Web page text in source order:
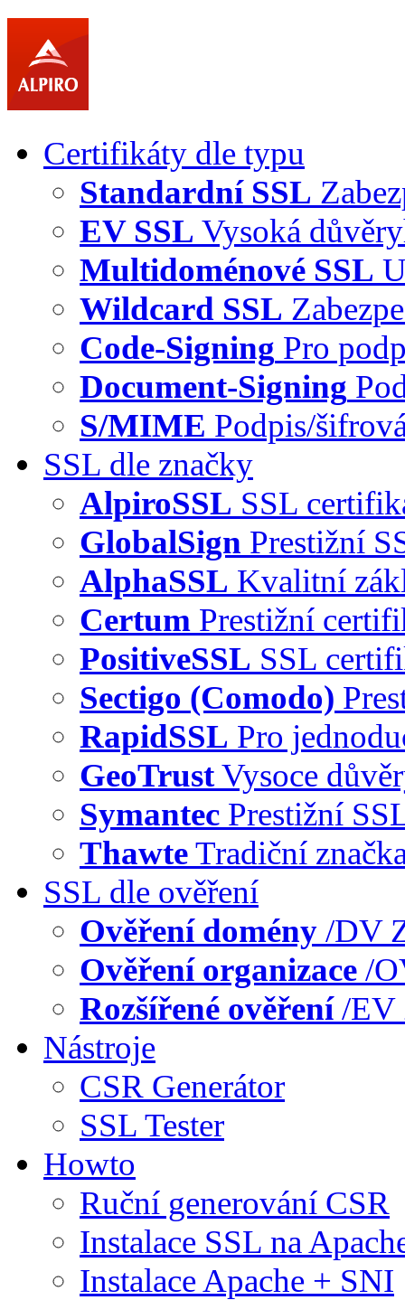
Certifikáty dle typu
Standardní SSL
EV SSL Vysoká
Multidoménové SSL
Wildcard SSL
Code-Signing Pro
Document-Signing
S/MIME Podpis/
SSL dle značky
AlpiroSSL SSL
GlobalSign Prestižní
AlphaSSL Kvalitní
Certum Prestižní
PositiveSSL SSL
Sectigo (Comodo)
RapidSSL Pro
GeoTrustVysoce
Symantec Prestižní
ThawteTradiční
SSL dle ověření
Ověření domény /DV
Ověření organizace /
Rozšířené ověření/EV
Nástroje
CSR Generátor
SSL Tester
Howto
Ruční generování CSR
Instalace SSL na
Instalace Apache + SNI